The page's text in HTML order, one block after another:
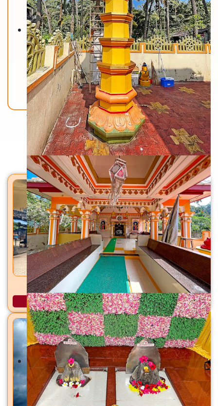
Back To Home
मंदिरे
रामेश्वर महादेव मंदिर अकलोली, ता. भिवंडी, जि. ठाणे
अधिक माहिती